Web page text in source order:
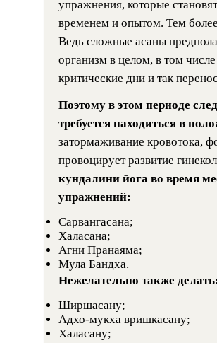
упражнения, которые
временем и опытом. Тем
Ведь сложные асаны
организм в целом, в том
критические дни и так
Поэтому в этом периоде
требуется находиться в
затормаживание кровотока,
провоцирует развитие
кундалини йога во время
упражнений:
Сарвангасана;
Халасана;
Агни Пранаяма;
Мула Бандха.
Нежелательно также
Ширшасану;
Адхо-мукха вришкасану;
Халасану;